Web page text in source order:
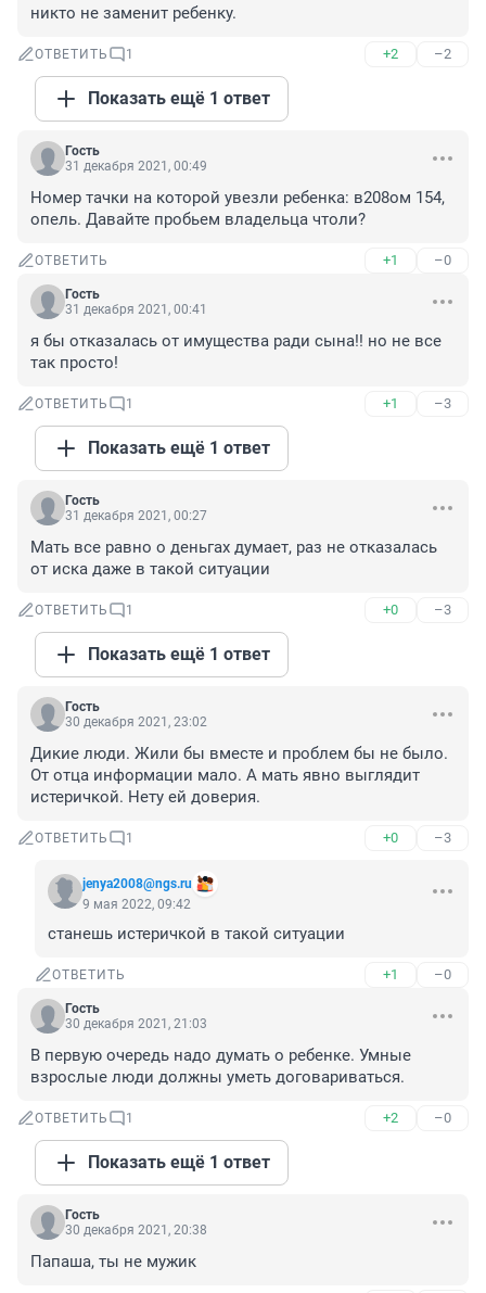
никто не заменит ребенку.
ОТВЕТИТЬ 1 +2 –2
Показать ещё 1 ответ
Гость
31 декабря 2021, 00:49
Номер тачки на которой увезли ребенка: в208ом 154,
опель. Давайте пробьем владельца чтоли?
ОТВЕТИТЬ +1 –0
Гость
31 декабря 2021, 00:41
я бы отказалась от имущества ради сына!! но не все
так просто!
ОТВЕТИТЬ 1 +1 –3
Показать ещё 1 ответ
Гость
31 декабря 2021, 00:27
Мать все равно о деньгах думает, раз не отказалась
от иска даже в такой ситуации
ОТВЕТИТЬ 1 +0 –3
Показать ещё 1 ответ
Гость
30 декабря 2021, 23:02
Дикие люди. Жили бы вместе и проблем бы не было.
От отца информации мало. А мать явно выглядит
истеричкой. Нету ей доверия.
ОТВЕТИТЬ 1 +0 –3
jenya2008@ngs.ru
9 мая 2022, 09:42
станешь истеричкой в такой ситуации
ОТВЕТИТЬ +1 –0
Гость
30 декабря 2021, 21:03
В первую очередь надо думать о ребенке. Умные
взрослые люди должны уметь договариваться.
ОТВЕТИТЬ 1 +2 –0
Показать ещё 1 ответ
Гость
30 декабря 2021, 20:38
Папаша, ты не мужик